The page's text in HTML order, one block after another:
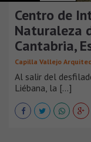
Centro de
Naturaleza
Cantabria,
Capilla Vallejo
Al salir del
Liébana, la [...]